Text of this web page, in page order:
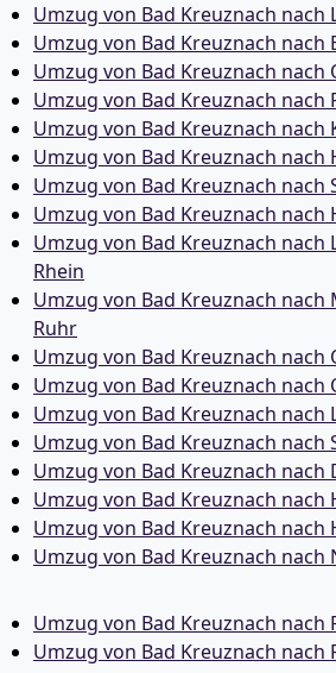
Umzug von Bad Kreuznach nach
Umzug von Bad Kreuznach nach
Umzug von Bad Kreuznach nach
Umzug von Bad Kreuznach nach
Umzug von Bad Kreuznach nach
Umzug von Bad Kreuznach nach
Umzug von Bad Kreuznach nach
Umzug von Bad Kreuznach nach
Umzug von Bad Kreuznach nach
Rhein
Umzug von Bad Kreuznach
Ruhr
Umzug von Bad Kreuznach nach
Umzug von Bad Kreuznach nach
Umzug von Bad Kreuznach nach
Umzug von Bad Kreuznach nach
Umzug von Bad Kreuznach nach
Umzug von Bad Kreuznach nach
Umzug von Bad Kreuznach nach
Umzug von Bad Kreuznach nach
Umzug von Bad Kreuznach nach
Umzug von Bad Kreuznach nach